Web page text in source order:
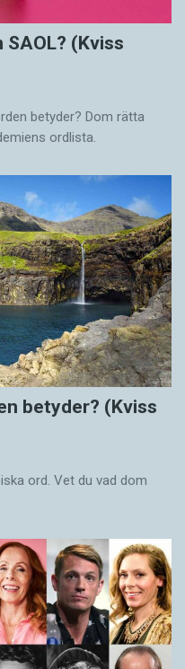
(Kviss
betyder? Dom rätta
ordlista.
betyder? (Kviss
ord. Vet du vad dom